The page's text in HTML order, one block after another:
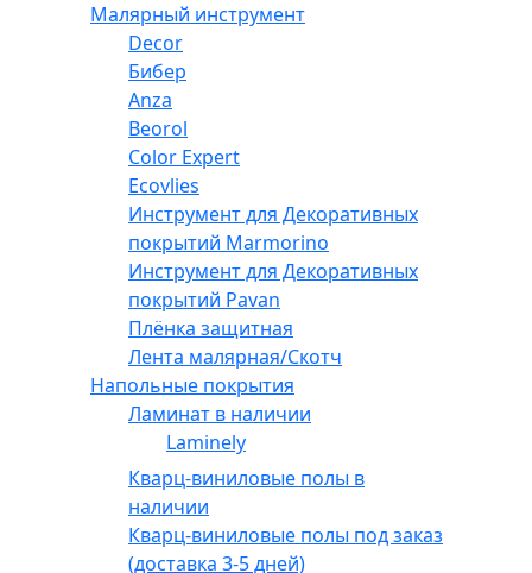
Малярный инструмент
Decor
Бибер
Anza
Beorol
Color Expert
Ecovlies
Инструмент для Декоративных
покрытий Marmorino
Инструмент для Декоративных
покрытий Pavan
Плёнка защитная
Лента малярная/Скотч
Напольные покрытия
Ламинат в наличии
Laminely
Кварц-виниловые полы в
наличии
Кварц-виниловые полы под заказ
(доставка 3-5 дней)